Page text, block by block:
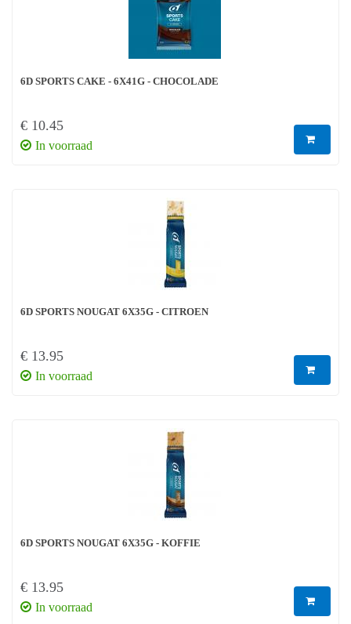
6D SPORTS CAKE - 6X41G - CHOCOLADE
€ 10.45
In voorraad
6D SPORTS NOUGAT 6X35G - CITROEN
€ 13.95
In voorraad
6D SPORTS NOUGAT 6X35G - KOFFIE
€ 13.95
In voorraad